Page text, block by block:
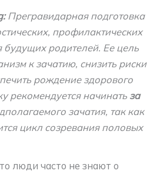
Прегравидарная подготовка
профилактических
будущих родителей. Ее цель
к зачатию, снизить риски
рождение здорового
рекомендуется начинать за
зачатия, так как
цикл созревания половых
люди часто не знают о